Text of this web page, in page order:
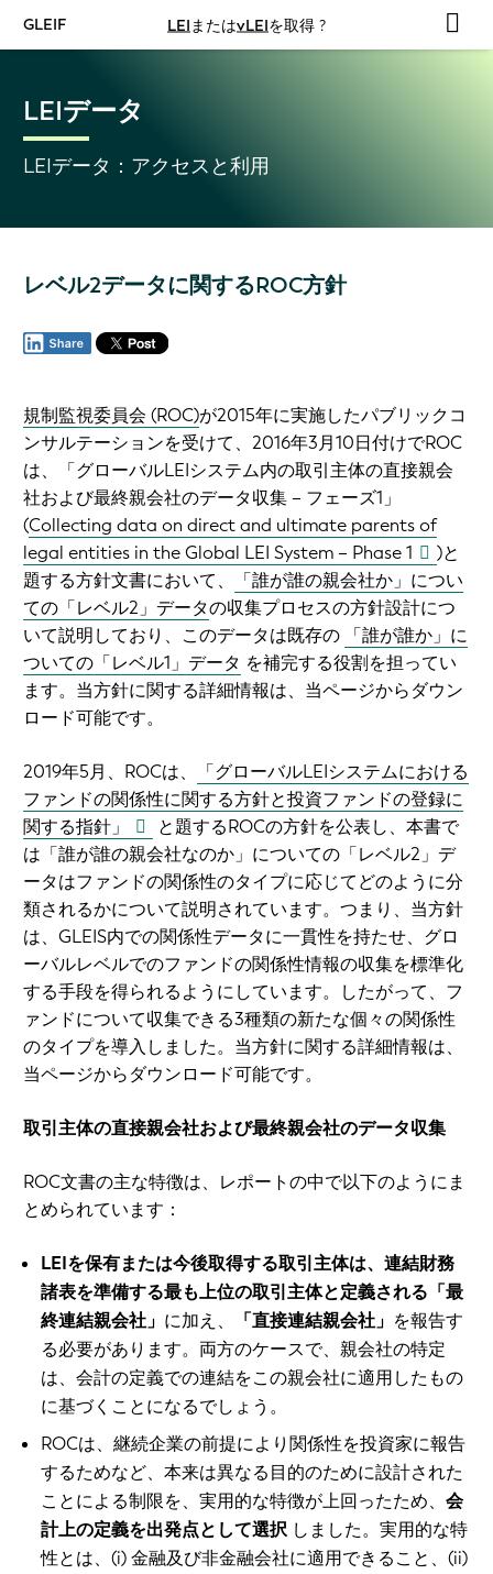
GLEIF LEIまたはvLEIを取得 ?
LEIデータ
LEIデータ：アクセスと利用
レベル2データに関するROC方針
規制監視委員会 (ROC)が2015年に実施したパブリックコ
ンサルテーションを受けて、2016年3月10日付けでROC
は、
「グローバルLEIシステム内の取引主体の直接親会
社および最終親会社のデータ収集 – フェーズ1」
(Collecting data on direct and ultimate parents of
legal entities in the Global LEI System – Phase 1
)と
題する方針文書において、
「誰が誰の親会社か」につい
ての「レベル2」データの収集プロセスの方針設計につ
いて説明しており、このデータは既存の
「誰が誰か」に
ついての「レベル1」データ を補完する役割を担ってい
ます。当方針に関する詳細情報は、当ページからダウン
ロード可能です。
2019年5月、ROCは、
「グローバルLEIシステムにおける
ファンドの関係性に関する方針と投資ファンドの登録に
関する指針」
と題するROCの方針を公表し、本書で
は「誰が誰の親会社なのか」についての「レベル2」デ
ータはファンドの関係性のタイプに応じてどのように分
類されるかについて説明されています。つまり、当方針
は、GLEIS内での関係性データに一貫性を持たせ、グロ
ーバルレベルでのファンドの関係性情報の収集を標準化
する手段を得られるようにしています。したがって、フ
ァンドについて収集できる3種類の新たな個々の関係性
のタイプを導入しました。当方針に関する詳細情報は、
当ページからダウンロード可能です。
取引主体の直接親会社および最終親会社のデータ収集
ROC文書の主な特徴は、レポートの中で以下のようにま
とめられています：
LEIを保有または今後取得する取引主体は、連結財務
諸表を準備する最も上位の取引主体と定義される「最
終連結親会社」 に加え、 「直接連結親会社」 を報告す
る必要があります。両方のケースで、親会社の特定
は、会計の定義での連結をこの親会社に適用したもの
に基づくことになるでしょう。
ROCは、継続企業の前提により関係性を投資家に報告
するためなど、本来は異なる目的のために設計された
ことによる制限を、実用的な特徴が上回ったため、 会
計上の定義を出発点として選択 しました。実用的な特
性とは、(i) 金融及び非金融会社に適用できること、(ii)